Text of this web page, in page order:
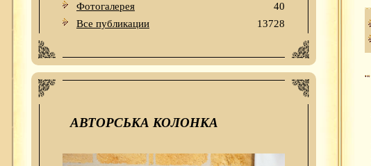
Фотогалерея
40
Все публикации
13728
АВТОРСЬКА КОЛОНКА